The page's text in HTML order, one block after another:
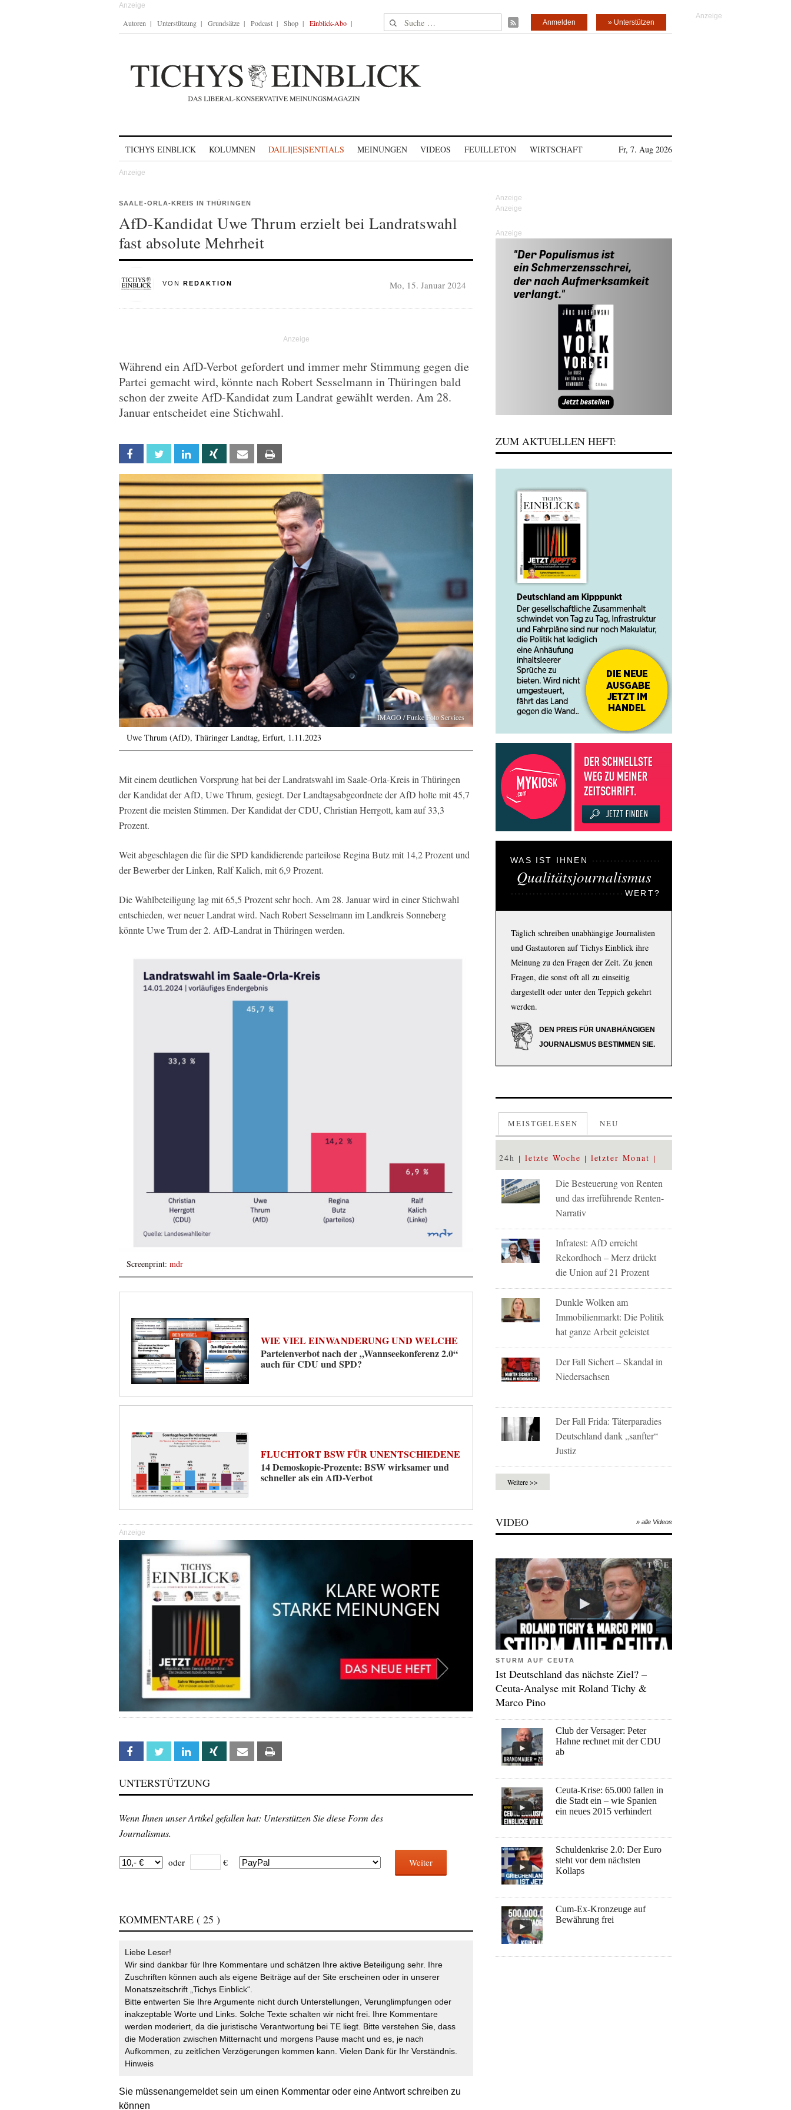
Autoren Unterstützung Grundsätze Podcast Shop Einblick-Abo Suche nach: » Unterstützen
Anmelden
TICHYS EINBLICK KOLUMNEN DAILI|ES|SENTIALS MEINUNGEN VIDEOS FEUILLETON WIRTSCHAFT Fr, 7. Aug 2026
SAALE-ORLA-KREIS IN THÜRINGEN
AfD-Kandidat Uwe Thrum erzielt bei Landratswahl
fast absolute Mehrheit
VON REDAKTION Mo, 15. Januar 2024
Während ein AfD-Verbot gefordert und immer mehr Stimmung gegen die
Partei gemacht wird, könnte nach Robert Sesselmann in Thüringen bald
schon der zweite AfD-Kandidat zum Landrat gewählt werden. Am 28.
Januar entscheidet eine Stichwahl.
Facebook Twitter Linkedin Xing Email
IMAGO / Funke Foto Services
Uwe Thrum (AfD), Thüringer Landtag, Erfurt, 1.11.2023
Mit einem deutlichen Vorsprung hat bei der Landratswahl im Saale-Orla-Kreis in Thüringen
der Kandidat der AfD, Uwe Thrum, gesiegt. Der Landtagsabgeordnete der AfD holte mit 45,7
Prozent die meisten Stimmen. Der Kandidat der CDU, Christian Herrgott, kam auf 33,3
Prozent.
Weit abgeschlagen die für die SPD kandidierende parteilose Regina Butz mit 14,2 Prozent und
der Bewerber der Linken, Ralf Kalich, mit 6,9 Prozent.
Die Wahlbeteiligung lag mit 65,5 Prozent sehr hoch. Am 28. Januar wird in einer Stichwahl
entschieden, wer neuer Landrat wird. Nach Robert Sesselmann im Landkreis Sonneberg
könnte Uwe Trum der 2. AfD-Landrat in Thüringen werden.
Screenprint: mdr
WIE VIEL EINWANDERUNG UND WELCHE
Parteienverbot nach der „Wannseekonferenz 2.0“
auch für CDU und SPD?
FLUCHTORT BSW FÜR UNENTSCHIEDENE
14 Demoskopie-Prozente: BSW wirksamer und
schneller als ein AfD-Verbot
Anzeige
Facebook Twitter Linkedin Xing Email
UNTERSTÜTZUNG
Wenn Ihnen unser Artikel gefallen hat: Unterstützen Sie diese Form des
Journalismus.
oder € Weiter
KOMMENTARE ( 25 )
Liebe Leser!
Wir sind dankbar für Ihre Kommentare und schätzen Ihre aktive Beteiligung sehr. Ihre
Zuschriften können auch als eigene Beiträge auf der Site erscheinen oder in unserer
Monatszeitschrift „Tichys Einblick“.
Bitte entwerten Sie Ihre Argumente nicht durch Unterstellungen, Verunglimpfungen oder
inakzeptable Worte und Links. Solche Texte schalten wir nicht frei. Ihre Kommentare
werden moderiert, da die juristische Verantwortung bei TE liegt. Bitte verstehen Sie, dass
die Moderation zwischen Mitternacht und morgens Pause macht und es, je nach
Aufkommen, zu zeitlichen Verzögerungen kommen kann. Vielen Dank für Ihr Verständnis.
Hinweis
Sie müssenangemeldetsein um einen Kommentar oder eine Antwort schreiben zu
können
Anzeige
ZUM AKTUELLEN HEFT:
WAS IST IHNEN
Qualitätsjournalismus
WERT?
Täglich schreiben unabhängige Journalisten
und Gastautoren auf Tichys Einblick ihre
Meinung zu den Fragen der Zeit. Zu jenen
Fragen, die sonst oft all zu einseitig
dargestellt oder unter den Teppich gekehrt
werden.
DEN PREIS FÜR UNABHÄNGIGEN
JOURNALISMUS BESTIMMEN SIE.
MEISTGELESEN NEU
24h letzte Woche letzter Monat
Die Besteuerung von Renten
und das irreführende Renten-
Narrativ
Infratest: AfD erreicht
Rekordhoch – Merz drückt
die Union auf 21 Prozent
Dunkle Wolken am
Immobilienmarkt: Die Politik
hat ganze Arbeit geleistet
Der Fall Sichert – Skandal in
Niedersachsen
Der Fall Frida: Täterparadies
Deutschland dank „sanfter“
Justiz
Weitere >>
VIDEO » alle Videos
STURM AUF CEUTA
Ist Deutschland das nächste Ziel? –
Ceuta-Analyse mit Roland Tichy &
Marco Pino
Club der Versager: Peter
Hahne rechnet mit der CDU
ab
Ceuta-Krise: 65.000 fallen in
die Stadt ein – wie Spanien
ein neues 2015 verhindert
Schuldenkrise 2.0: Der Euro
steht vor dem nächsten
Kollaps
Cum-Ex-Kronzeuge auf
Bewährung frei